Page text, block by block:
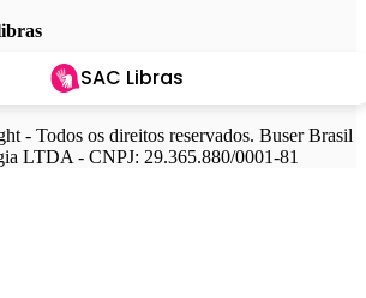
SAC Libras
- Todos os direitos reservados. Buser Brasil
LTDA - CNPJ: 29.365.880/0001-81